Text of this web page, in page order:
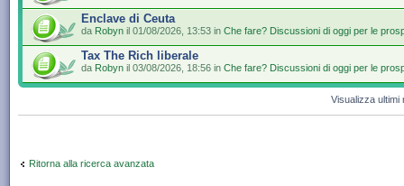
Enclave di Ceuta
da Robyn il 01/08/2026, 13:53 in Che fare? Discussioni di oggi per le
Tax The Rich liberale
da Robyn il 03/08/2026, 18:56 in Che fare? Discussioni di oggi per le
Visualizza
Ritorna alla ricerca avanzata